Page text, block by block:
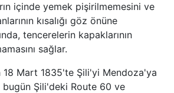
içinde yemek pişirilmemesini ve
kısalığı göz önüne
tencerelerin kapaklarının
sağlar.
18 Mart 1835'te Şili'yi Mendoza'ya
bugün Şili'deki Route 60 ve